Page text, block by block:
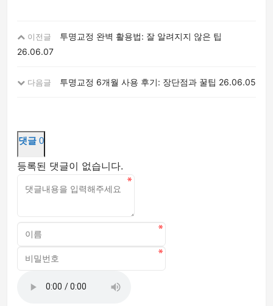
이전글
투명교정 완벽 활용법: 잘 알려지지 않은 팁
26.06.07
다음글 투명교정 6개월 사용 후기: 장단점과 꿀팁 26.06.05
댓글 0
등록된 댓글이 없습니다.